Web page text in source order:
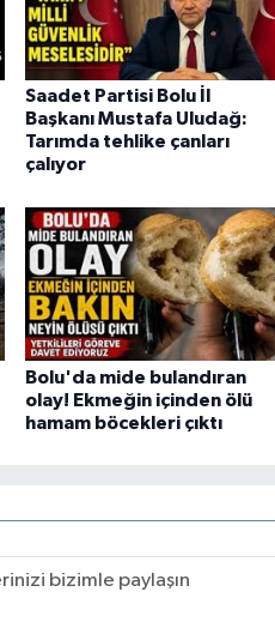
Saadet Partisi Bolu İl
Başkanı Mustafa Uludağ:
Tarımda tehlike çanları
çalıyor
Bolu'da mide bulandıran
olay! Ekmeğin içinden ölü
hamam böcekleri çıktı